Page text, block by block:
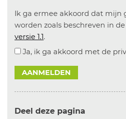
Ik ga ermee akkoord dat mijn
worden zoals beschreven in de
versie 1.1.
Ja, ik ga akkoord met de
AANMELDEN
Deel deze pagina